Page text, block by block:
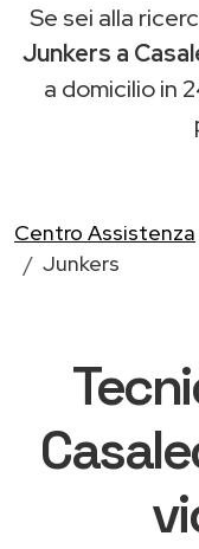
Se sei alla
Junkers a
a domicilio in
Centro Assistenza
Junkers